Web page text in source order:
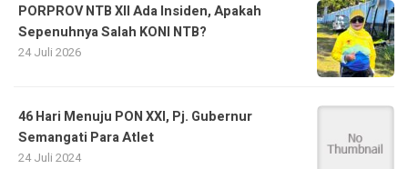
PORPROV NTB XII Ada Insiden, Apakah
Sepenuhnya Salah KONI NTB?
24 Juli 2026
46 Hari Menuju PON XXI, Pj. Gubernur
Semangati Para Atlet
24 Juli 2024